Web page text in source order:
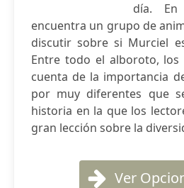
día.
encuentra un grupo de
discutir sobre si Murciel
Entre todo el alboroto, los
cuenta de la importancia
por muy diferentes que
historia en la que los
gran lección sobre la
Ver